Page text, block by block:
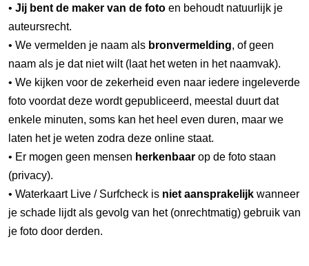
• Jij bent de maker van de foto en behoudt natuurlijk je
auteursrecht.
• We vermelden je naam als bronvermelding, of geen
naam als je dat niet wilt (laat het weten in het naamvak).
• We kijken voor de zekerheid even naar iedere ingeleverde
foto voordat deze wordt gepubliceerd, meestal duurt dat
enkele minuten, soms kan het heel even duren, maar we
laten het je weten zodra deze online staat.
• Er mogen geen mensen herkenbaar op de foto staan
(privacy).
• Waterkaart Live / Surfcheck is niet aansprakelijk wanneer
je schade lijdt als gevolg van het (onrechtmatig) gebruik van
je foto door derden.